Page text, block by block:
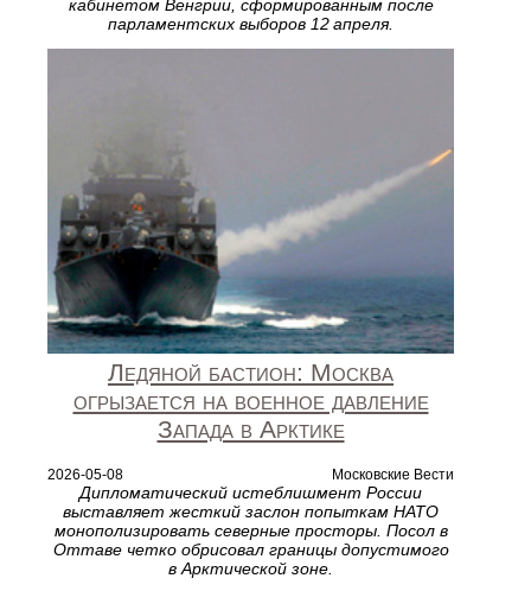
кабинетом Венгрии, сформированным после
парламентских выборов 12 апреля.
Ледяной бастион: Москва
огрызается на военное давление
Запада в Арктике
2026-05-08 Московские Вести
Дипломатический истеблишмент России
выставляет жесткий заслон попыткам НАТО
монополизировать северные просторы. Посол в
Оттаве четко обрисовал границы допустимого
в Арктической зоне.